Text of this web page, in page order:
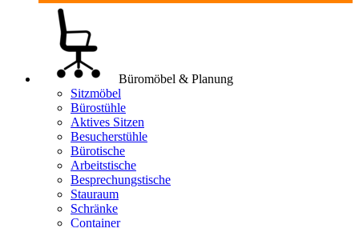
Büromöbel & Planung
Sitzmöbel
Bürostühle
Aktives Sitzen
Besucherstühle
Bürotische
Arbeitstische
Besprechungstische
Stauraum
Schränke
Container